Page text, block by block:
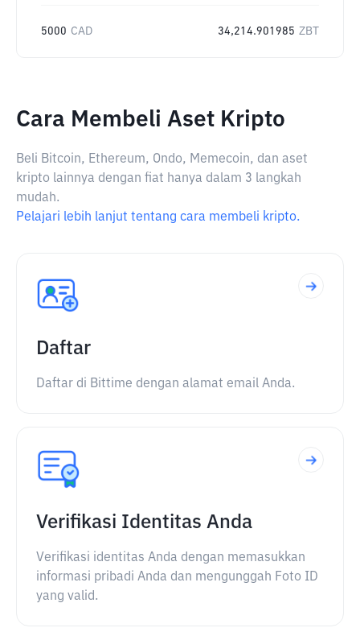
5000 CAD 34,214.901985 ZBT
Cara Membeli Aset Kripto
Beli Bitcoin, Ethereum, Ondo, Memecoin, dan aset
kripto lainnya dengan fiat hanya dalam 3 langkah
mudah.
Pelajari lebih lanjut tentang cara membeli kripto.
Daftar
Daftar di Bittime dengan alamat email Anda.
Verifikasi Identitas Anda
Verifikasi identitas Anda dengan memasukkan
informasi pribadi Anda dan mengunggah Foto ID
yang valid.